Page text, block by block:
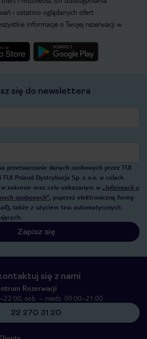
i ostatnio oglądanych ofert
informacje o Twojej rezerwacji w
się do newslettera
przetwarzanie danych osobowych przez TUI
TUI Poland Dystrybucja Sp. z o.o. w celach
zakresie oraz celu wskazanym w „Informacji o
osobowych”, poprzez elektroniczną formę
także z użyciem tzw. automatycznych
Zapisz się
się z nami
Rezerwacji
sob. – niedz. 09:00–21:00
22 270 31 20